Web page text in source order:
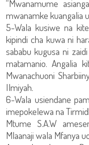
“Mwanamume
mwanamke kuangalia
5-Wala kusiwe na
kipindi cha kuwa ni
sababu kugusa ni
matamanio. Angalia
Mwanachuoni
Ilmiyah.
6-Wala usiendane
imepokelewa na
Mtume S.A.W
Mlaanaji wala Mfanya